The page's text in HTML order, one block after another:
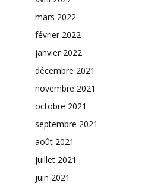
mars 2022
février 2022
janvier 2022
décembre 2021
novembre 2021
octobre 2021
septembre 2021
août 2021
juillet 2021
juin 2021